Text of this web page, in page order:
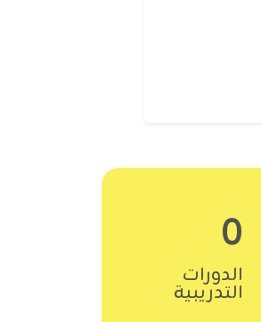
0
الدورات
التدريبية